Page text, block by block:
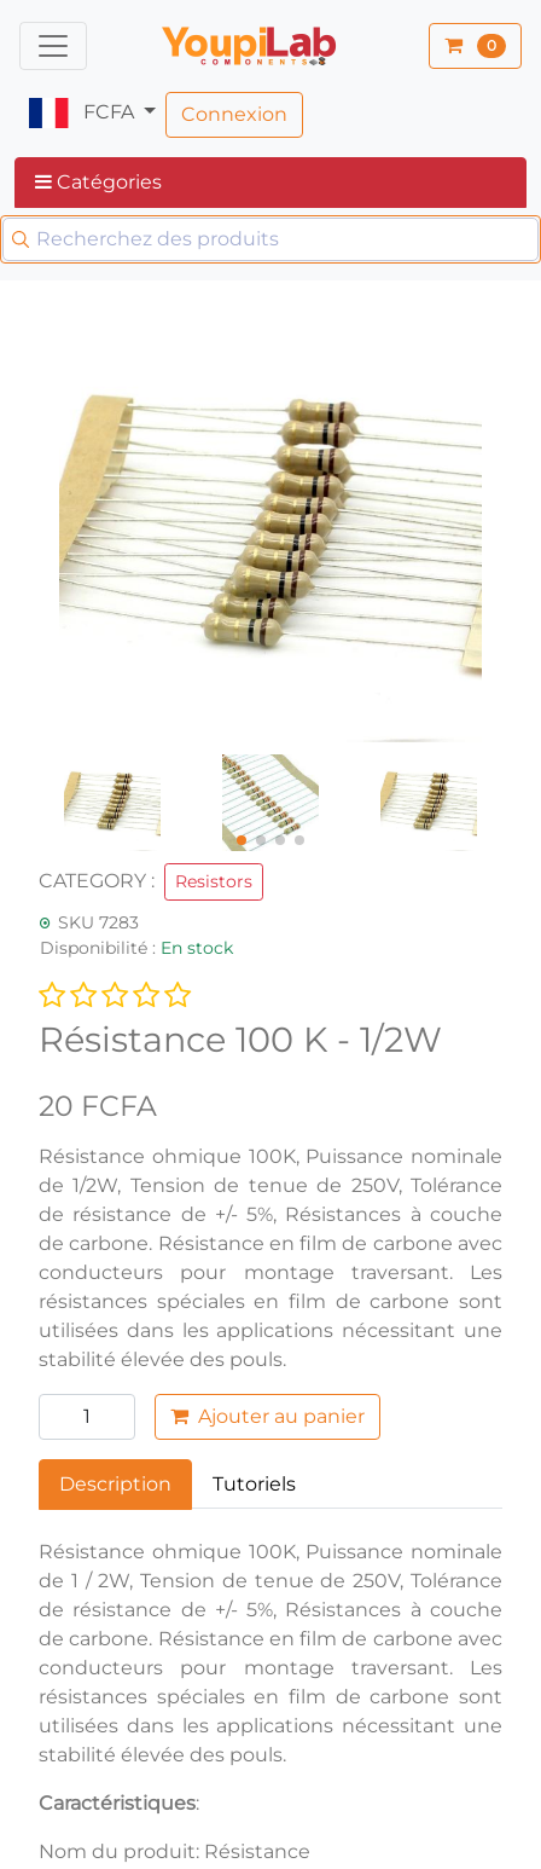
0
FCFA Connexion
Catégories
CATEGORY :
Resistors
SKU 7283
Disponibilité : En stock
Résistance 100 K - 1/2W
20 FCFA
Résistance ohmique 100K, Puissance nominale
de 1/2W, Tension de tenue de 250V, Tolérance
de résistance de +/- 5%, Résistances à couche
de carbone. Résistance en film de carbone avec
conducteurs pour montage traversant. Les
résistances spéciales en film de carbone sont
utilisées dans les applications nécessitant une
stabilité élevée des pouls.
Ajouter au panier
Description Tutoriels
Résistance ohmique 100K, Puissance nominale
de 1 / 2W, Tension de tenue de 250V, Tolérance
de résistance de +/- 5%, Résistances à couche
de carbone. Résistance en film de carbone avec
conducteurs pour montage traversant. Les
résistances spéciales en film de carbone sont
utilisées dans les applications nécessitant une
stabilité élevée des pouls.
Caractéristiques:
Nom du produit: Résistance